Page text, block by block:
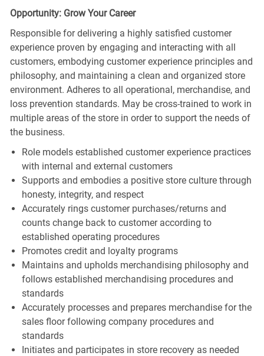
Opportunity: Grow Your Career
Responsible for delivering a highly satisfied customer
experience proven by engaging and interacting with all
customers, embodying customer experience principles and
philosophy, and maintaining a clean and organized store
environment. Adheres to all operational, merchandise, and
loss prevention standards. May be cross-trained to work in
multiple areas of the store in order to support the needs of
the business.
Role models established customer experience practices
with internal and external customers
Supports and embodies a positive store culture through
honesty, integrity, and respect
Accurately rings customer purchases/returns and
counts change back to customer according to
established operating procedures
Promotes credit and loyalty programs
Maintains and upholds merchandising philosophy and
follows established merchandising procedures and
standards
Accurately processes and prepares merchandise for the
sales floor following company procedures and
standards
Initiates and participates in store recovery as needed